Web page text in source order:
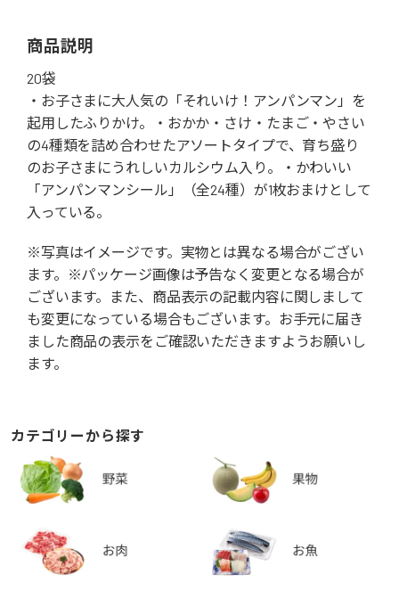
商品説明
20袋
・お子さまに大人気の「それいけ！アンパンマン」を
起用したふりかけ。・おかか・さけ・たまご・やさい
の4種類を詰め合わせたアソートタイプで、育ち盛り
のお子さまにうれしいカルシウム入り。・かわいい
「アンパンマンシール」（全24種）が1枚おまけとして
入っている。
※写真はイメージです。実物とは異なる場合がござい
ます。※パッケージ画像は予告なく変更となる場合が
ございます。また、商品表示の記載内容に関しまして
も変更になっている場合もございます。お手元に届き
ました商品の表示をご確認いただきますようお願いし
ます。
カテゴリーから探す